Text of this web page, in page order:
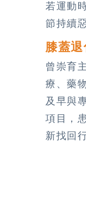
若運動
節持續
膝蓋
曾崇育
療、藥
及早與
項目，
新找回